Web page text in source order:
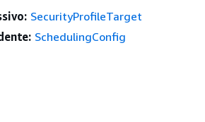
SecurityProfileTarget
SchedulingConfig